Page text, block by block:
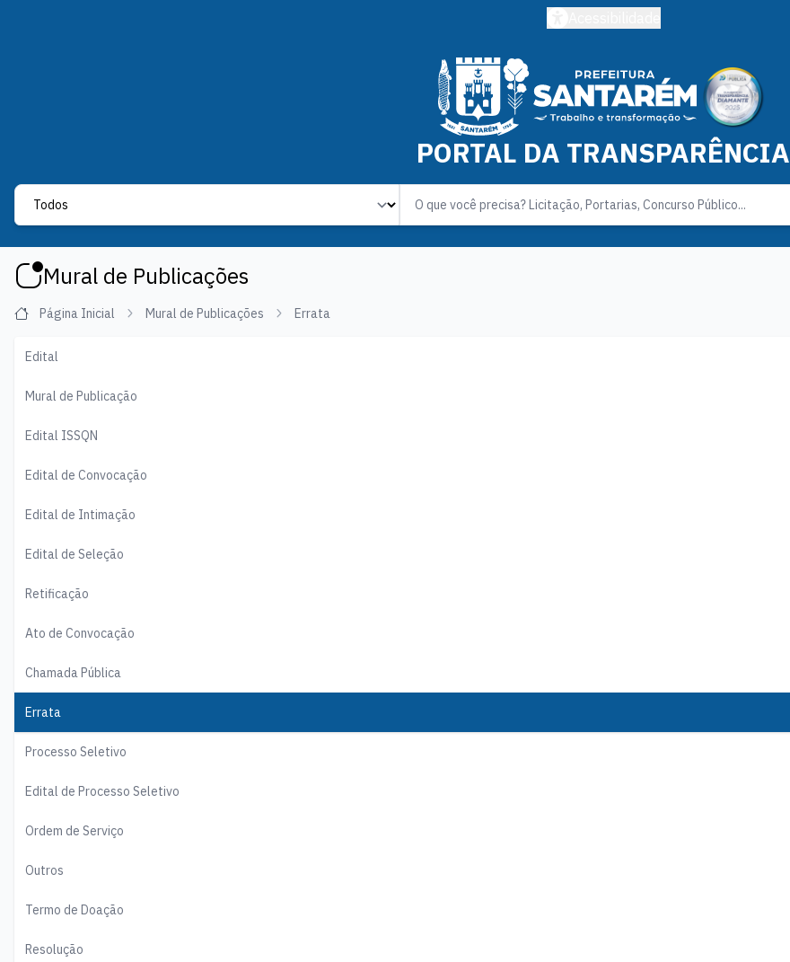
PORTAL DA TRANSPARÊNCIA
Label
Mural de Publicações
Página Inicial Mural de Publicações Errata
Edital
Mural de Publicação
Edital ISSQN
Edital de Convocação
Edital de Intimação
Edital de Seleção
Retificação
Ato de Convocação
Chamada Pública
Errata
Processo Seletivo
Edital de Processo Seletivo
Ordem de Serviço
Outros
Termo de Doação
Resolução